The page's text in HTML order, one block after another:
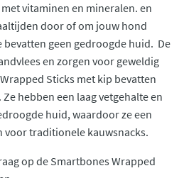
vitaminen en mineralen. en
door of om jouw hond
bevatten geen gedroogde huid. De
en zorgen voor geweldig
Sticks met kip bevatten
hebben een laag vetgehalte en
huid, waardoor ze een
voor traditionele kauwsnacks.
op de Smartbones Wrapped